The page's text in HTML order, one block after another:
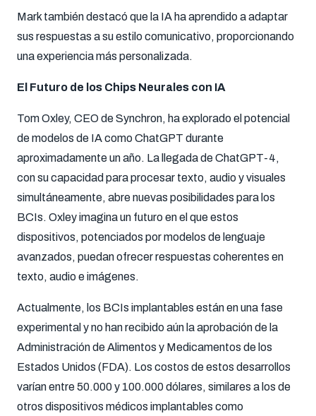
Mark también destacó que la IA ha aprendido a adaptar
sus respuestas a su estilo comunicativo, proporcionando
una experiencia más personalizada.
El Futuro de los Chips Neurales con IA
Tom Oxley, CEO de Synchron, ha explorado el potencial
de modelos de IA como ChatGPT durante
aproximadamente un año. La llegada de ChatGPT-4,
con su capacidad para procesar texto, audio y visuales
simultáneamente, abre nuevas posibilidades para los
BCIs. Oxley imagina un futuro en el que estos
dispositivos, potenciados por modelos de lenguaje
avanzados, puedan ofrecer respuestas coherentes en
texto, audio e imágenes.
Actualmente, los BCIs implantables están en una fase
experimental y no han recibido aún la aprobación de la
Administración de Alimentos y Medicamentos de los
Estados Unidos (FDA). Los costos de estos desarrollos
varían entre 50.000 y 100.000 dólares, similares a los de
otros dispositivos médicos implantables como